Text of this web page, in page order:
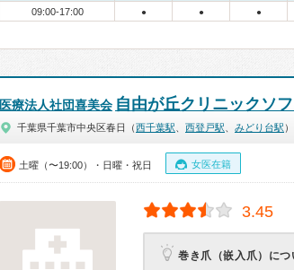
09:00-17:00 ● ● ●
医療法人社団喜美会 自由が丘クリニックソ
千葉県千葉市中央区春日（西千葉駅 西登戸駅 みどり台駅 ）
土曜（〜19:00）・日曜・祝日 女医在籍
3.45
巻き爪（嵌入爪）につ